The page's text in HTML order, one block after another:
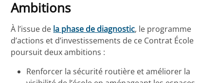
Ambitions
À l’issue de la phase de diagnostic, le programme
d’actions et d’investissements de ce Contrat École
poursuit deux ambitions :
Renforcer la sécurité routière et améliorer la